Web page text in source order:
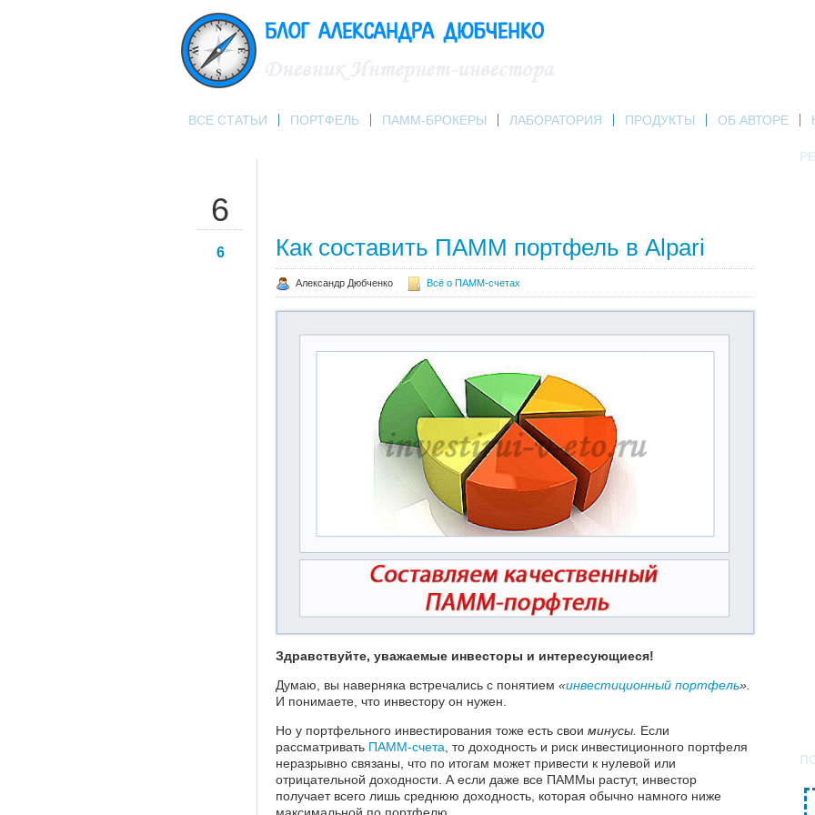
ВСЕ СТАТЬИ ПОРТФЕЛЬ ПАММ-БРОКЕРЫ ЛАБОРАТОРИЯ ПРОДУКТЫ ОБ АВТОРЕ
6
6 Как составить ПАММ портфель в Alpari
Александр Дюбченко Всё о ПАММ-счетах
Здравствуйте, уважаемые инвесторы и интересующиеся!
Думаю, вы наверняка встречались с понятием «инвестиционный портфель».
И понимаете, что инвестору он нужен.
Но у портфельного инвестирования тоже есть свои минусы. Если
рассматривать ПАММ-счета , то доходность и риск инвестиционного портфеля
неразрывно связаны, что по итогам может привести к нулевой или
отрицательной доходности. А если даже все ПАММы растут, инвестор
получает всего лишь среднюю доходность, которая обычно намного ниже